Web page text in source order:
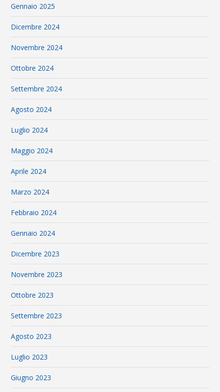
Gennaio 2025
Dicembre 2024
Novembre 2024
Ottobre 2024
Settembre 2024
Agosto 2024
Luglio 2024
Maggio 2024
Aprile 2024
Marzo 2024
Febbraio 2024
Gennaio 2024
Dicembre 2023
Novembre 2023
Ottobre 2023
Settembre 2023
Agosto 2023
Luglio 2023
Giugno 2023